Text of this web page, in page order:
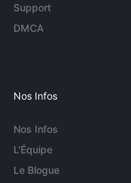
Support
DMCA
Nos Infos
Nos Infos
L'Équipe
Le Blogue